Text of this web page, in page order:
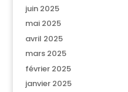
juin 2025
mai 2025
avril 2025
mars 2025
février 2025
janvier 2025